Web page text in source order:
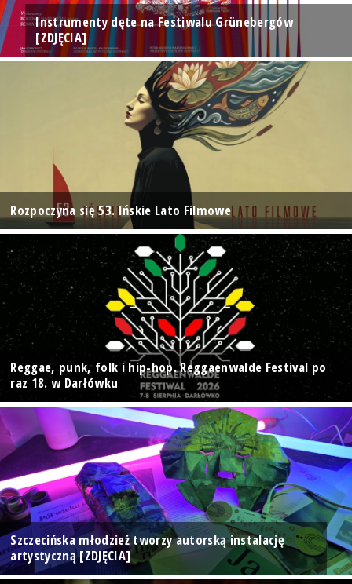
Instrumenty dęte na Festiwalu Grünebergów
[ZDJĘCIA]
Rozpoczyna się 53. Ińskie Lato Filmowe
Reggae, punk, folk i hip-hop. Reggaenwalde Festival po
raz 18. w Darłówku
Szczecińska młodzież tworzy autorską instalację
artystyczną [ZDJĘCIA]